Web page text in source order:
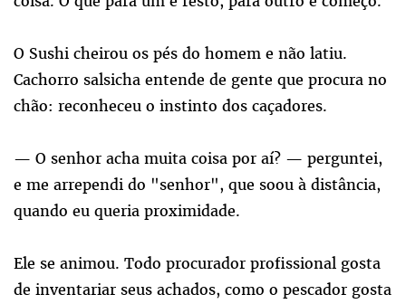
O Sushi cheirou os pés do homem e não latiu.
Cachorro salsicha entende de gente que procura no
chão: reconheceu o instinto dos caçadores.
— O senhor acha muita coisa por aí? — perguntei,
e me arrependi do "senhor", que soou à distância,
quando eu queria proximidade.
Ele se animou. Todo procurador profissional gosta
de inventariar seus achados, como o pescador gosta